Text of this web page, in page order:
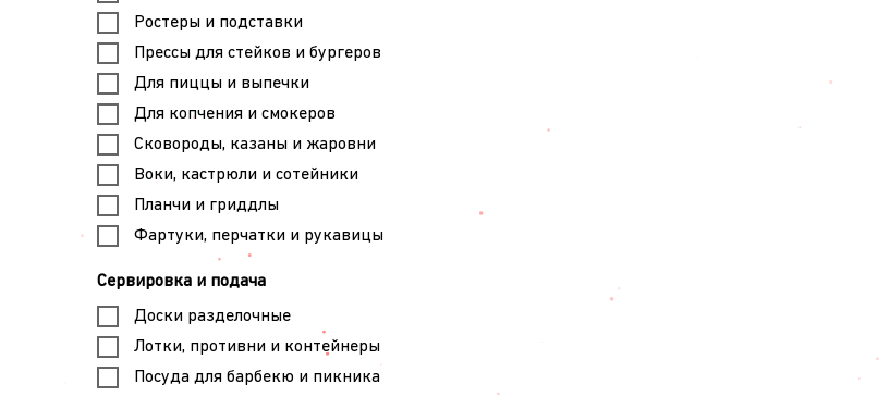
Ростеры и подставки
Прессы для стейков и бургеров
Для пиццы и выпечки
Для копчения и смокеров
Сковороды, казаны и жаровни
Воки, кастрюли и сотейники
Планчи и гриддлы
Фартуки, перчатки и рукавицы
Сервировка и подача
Доски разделочные
Лотки, противни и контейнеры
Посуда для барбекю и пикника